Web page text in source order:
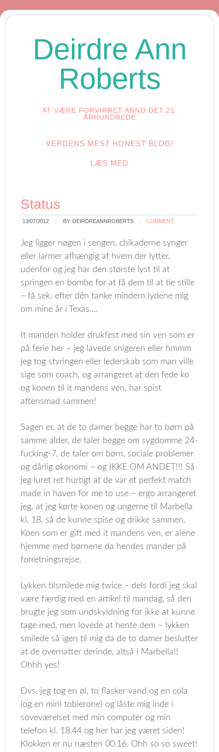
Deirdre Ann
Roberts
AT VÆRE FORVIRRET ANNO DET 21.
ÅRHUNDREDE
VERDENS MEST HONEST BLOG!
LÆS MED
Status
13/07/2012 BY: DEIRDREANNROBERTS COMMENT
Jeg ligger nøgen i sengen, chikaderne synger
eller larmer afhængig af hvem der lytter,
udenfor og jeg har den største lyst til at
springen en bombe for at få dem til at tie stille
– få sek. efter dén tanke mindern lydene mig
om mine år i Texas….
It manden holder drukfest med sin ven som er
på ferie her – jeg lavede snigeren eller hmmm
jeg tog styringen eller lederskab som man ville
sige som coach, og arrangeret at den fede ko
og konen til it mandens ven, har spist
aftensmad sammen!
Sagen er, at de to damer begge har to børn på
samme alder, de taler begge om sygdomme 24-
fucking-7, de taler om børn, sociale problemer
og dårlig økonomi – og IKKE OM ANDET!!! Så
jeg luret ret hurtigt at de var et perfekt match
made in haven for me to use – ergo arrangeret
jeg, at jeg kørte konen og ungerne til Marbella
kl. 18, så de kunne spise og drikke sammen.
Koen som er gift med it mandens ven, er alene
hjemme med børnene da hendes mander på
forretningsrejse.
Lykken tilsmilede mig twice – dels fordi jeg skal
være færdig med en artikel til mandag, så den
brugte jeg som undskyldning for ikke at kunne
tage med, men lovede at hente dem – lykken
smilede så igen til mig da de to damer beslutter
at de overnatter derinde, altså i Marbella!!
Ohhh yes!
Dvs. jeg tog en øl, to flasker vand og en cola
(og en mini toblerone) og låste mig inde i
soveværelset med min computer og min
telefon kl. 18.44 og her har jeg været siden!
Klokken er nu næsten 00.16. Ohh so so sweet!